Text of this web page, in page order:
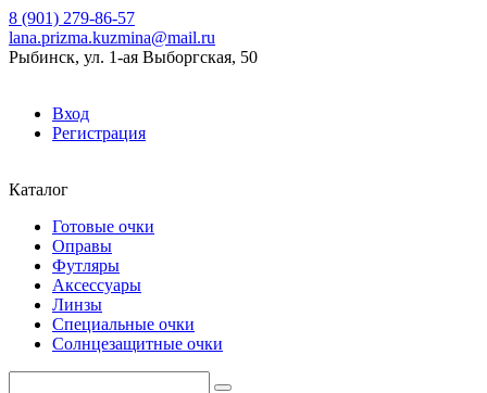
8 (901) 279-86-57
lana.prizma.kuzmina@mail.ru
Рыбинск, ул. 1-ая Выборгская, 50
Вход
Регистрация
Каталог
Готовые очки
Оправы
Футляры
Аксессуары
Линзы
Специальные очки
Солнцезащитные очки